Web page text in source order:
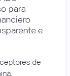
para
e
de